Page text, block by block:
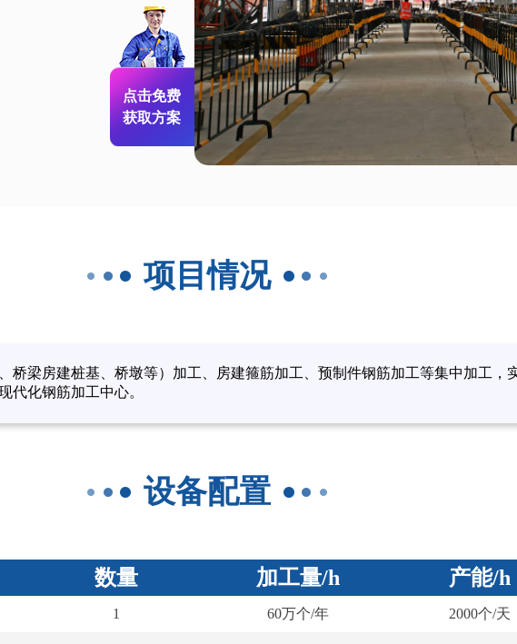
点击免费
获取方案
项目情况
桥梁房建桩基、桥墩等）加工、房建箍筋加工、预制件钢筋加工等集中加工，
代化钢筋加工中心。
设备配置
数量 加工量/h 产能/h
1 60万个/年 2000个/天